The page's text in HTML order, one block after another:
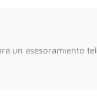
un asesoramiento